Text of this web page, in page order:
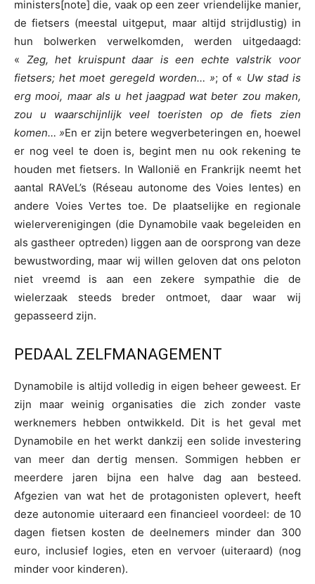
ministers[note] die, vaak op een zeer vriendelijke manier,
de fietsers (meestal uitgeput, maar altijd strijdlustig) in
hun bolwerken verwelkomden, werden uitgedaagd:
« Zeg, het kruispunt daar is een echte valstrik voor
fietsers; het moet geregeld worden… »; of « Uw stad is
erg mooi, maar als u het jaagpad wat beter zou maken,
zou u waarschijnlijk veel toeristen op de fiets zien
komen… »En er zijn betere wegverbeteringen en, hoewel
er nog veel te doen is, begint men nu ook rekening te
houden met fietsers. In Wallonië en Frankrijk neemt het
aantal RAVeL’s (Réseau autonome des Voies lentes) en
andere Voies Vertes toe. De plaatselijke en regionale
wielerverenigingen (die Dynamobile vaak begeleiden en
als gastheer optreden) liggen aan de oorsprong van deze
bewustwording, maar wij willen geloven dat ons peloton
niet vreemd is aan een zekere sympathie die de
wielerzaak steeds breder ontmoet, daar waar wij
gepasseerd zijn.
PEDAAL ZELFMANAGEMENT
Dynamobile is altijd volledig in eigen beheer geweest. Er
zijn maar weinig organisaties die zich zonder vaste
werknemers hebben ontwikkeld. Dit is het geval met
Dynamobile en het werkt dankzij een solide investering
van meer dan dertig mensen. Sommigen hebben er
meerdere jaren bijna een halve dag aan besteed.
Afgezien van wat het de protagonisten oplevert, heeft
deze autonomie uiteraard een financieel voordeel: de 10
dagen fietsen kosten de deelnemers minder dan 300
euro, inclusief logies, eten en vervoer (uiteraard) (nog
minder voor kinderen).